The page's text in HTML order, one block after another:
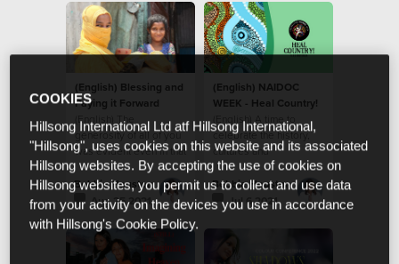
(English) Blessing and
Paying it Forward
(English) The
generosity of all of you
was evident even in that
moment.
Bobbie Houston
Aug 25 2021
(English) NAIDOC
WEEK - Heal Country!
(English) A time to
celebrate the history,
cultures and
achievements of
Aboriginal and Torres
Strait Islander people.
Bobbie Houston
Jul 6 2021
COOKIES
Hillsong International Ltd atf Hillsong International,
"Hillsong", uses cookies on this website and its associated
Hillsong websites. By accepting the use of cookies on
Hillsong websites, you permit us to collect and use data
from your activity on the devices you use in accordance
with Hillsong's Cookie Policy.